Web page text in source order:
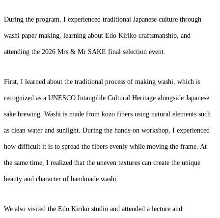
During the program, I experienced traditional Japanese culture through
washi paper making, learning about Edo Kiriko craftsmanship, and
attending the 2026 Mrs & Mr SAKE final selection event.
First, I learned about the traditional process of making washi, which is
recognized as a UNESCO Intangible Cultural Heritage alongside Japanese
sake brewing. Washi is made from kozo fibers using natural elements such
as clean water and sunlight. During the hands-on workshop, I experienced
how difficult it is to spread the fibers evenly while moving the frame. At
the same time, I realized that the uneven textures can create the unique
beauty and character of handmade washi.
We also visited the Edo Kiriko studio and attended a lecture and